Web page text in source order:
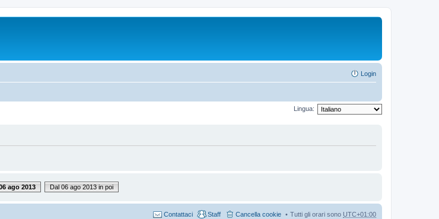
Login
Lingua:
ago 2013 Dal 06 ago 2013 in poi
Tutti gli orari sono UTC+01:00
Cancella cookie
Staff
Contattaci